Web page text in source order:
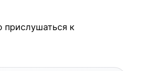
прислушаться к